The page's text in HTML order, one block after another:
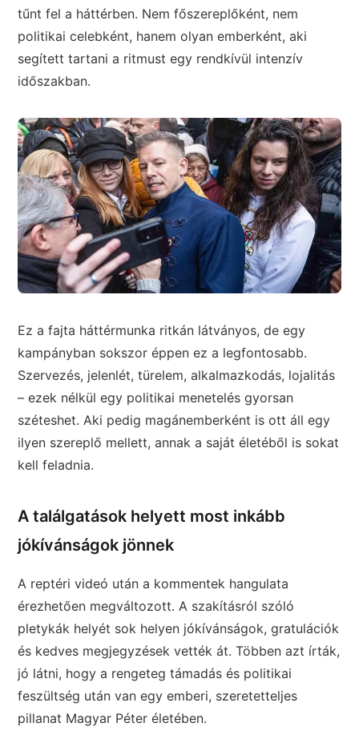
tűnt fel a háttérben. Nem főszereplőként, nem
politikai celebként, hanem olyan emberként, aki
segített tartani a ritmust egy rendkívül intenzív
időszakban.
Ez a fajta háttérmunka ritkán látványos, de egy
kampányban sokszor éppen ez a legfontosabb.
Szervezés, jelenlét, türelem, alkalmazkodás, lojalitás
– ezek nélkül egy politikai menetelés gyorsan
széteshet. Aki pedig magánemberként is ott áll egy
ilyen szereplő mellett, annak a saját életéből is sokat
kell feladnia.
A találgatások helyett most inkább
jókívánságok jönnek
A reptéri videó után a kommentek hangulata
érezhetően megváltozott. A szakításról szóló
pletykák helyét sok helyen jókívánságok, gratulációk
és kedves megjegyzések vették át. Többen azt írták,
jó látni, hogy a rengeteg támadás és politikai
feszültség után van egy emberi, szeretetteljes
pillanat Magyar Péter életében.